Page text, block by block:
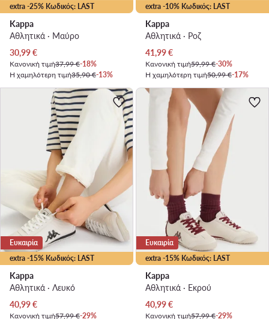
extra -25% Κωδικός: LAST
Kappa
Αθλητικά · Μαύρο
Τρέχουσα τιμή
30,99€
Κανονική τιμή37,99 €-18%
Η χαμηλότερη τιμή35,90 €-13%
extra -10% Κωδικός: LAST
Kappa
Αθλητικά · Ροζ
Τρέχουσα τιμή
41,99€
Κανονική τιμή59,99 €-30%
Η χαμηλότερη τιμή50,99 €-17%
extra -15% Κωδικός: LAST
Ευκαιρία
Kappa
Αθλητικά · Λευκό
Τρέχουσα τιμή
40,99€
Κανονική τιμή57,99 €-29%
extra -15% Κωδικός: LAST
Ευκαιρία
Kappa
Αθλητικά · Εκρού
Τρέχουσα τιμή
40,99€
Κανονική τιμή57,99 €-29%